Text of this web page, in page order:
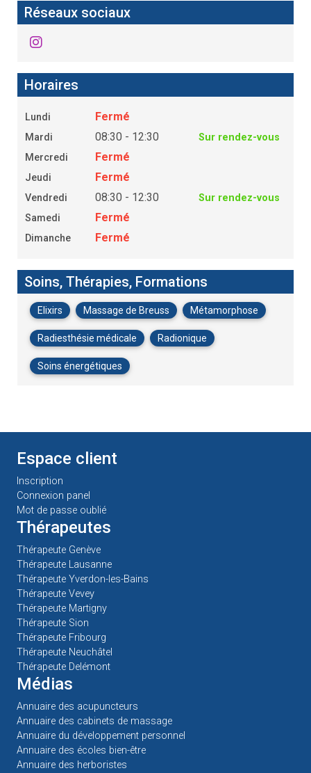
Réseaux sociaux
Horaires
Lundi Fermé
Mardi 08:30 - 12:30
Sur rendez-vous
Mercredi
Fermé
Jeudi Fermé
Vendredi 08:30 - 12:30
Sur rendez-vous
Samedi
Fermé
Dimanche Fermé
Soins, Thérapies, Formations
Elixirs Massage de Breuss Métamorphose
Radiesthésie médicale Radionique
Soins énergétiques
Espace client
Inscription
Connexion panel
Mot de passe oublié
Thérapeutes
Thérapeute Genève
Thérapeute Lausanne
Thérapeute Yverdon-les-Bains
Thérapeute Vevey
Thérapeute Martigny
Thérapeute Sion
Thérapeute Fribourg
Thérapeute Neuchâtel
Thérapeute Delémont
Médias
Annuaire des acupuncteurs
Annuaire des cabinets de massage
Annuaire du développement personnel
Annuaire des écoles bien-être
Annuaire des herboristes